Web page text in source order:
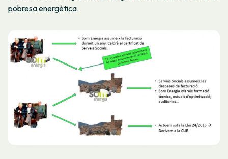
pobresa energètica.